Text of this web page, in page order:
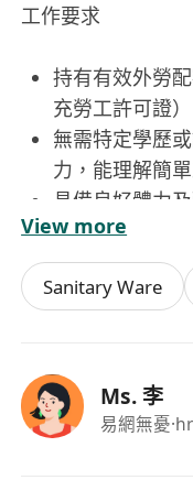
工作要求
持有有效外勞
充勞工許可證
無需特定學歷
力，能理解簡
具備良好體力
運中等重量物
重視個人衛生
職場安全守則
View more
Sanitary Ware
Ms. 李
易網無憂